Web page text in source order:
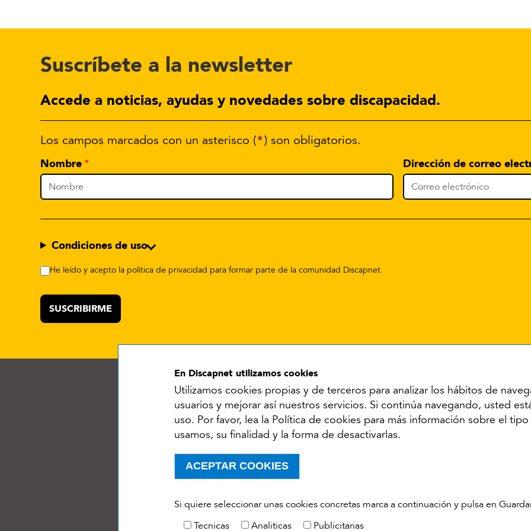
En Discapnet utilizamos cookies
Utilizamos cookies propias y de terceros para analizar los hábitos de
usuarios y mejorar así nuestros servicios. Si continúa navegando, usted
uso. Por favor, lea la Política de cookies para más información sobre el
usamos, su finalidad y la forma de desactivarlas.
Si quiere seleccionar unas cookies concretas marca a continuación y pulsa en
Tecnicas
Analiticas Publicitarias
ACEPTAR COOKIES
Suscríbete a la newsletter
Accede a noticias, ayudas y novedades sobre discapacidad.
Los campos marcados con un asterisco (*) son obligatorios.
Nombre Dirección de correo
Condiciones de uso
He leído y acepto la política de privacidad para formar parte de la comunidad Discapnet.
Síguenos en:
YouTube
Facebook
X
Accesibilidad